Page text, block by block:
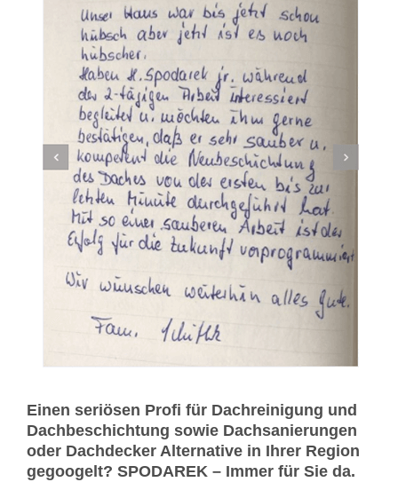
Einen seriösen Profi für Dachreinigung und
Dachbeschichtung sowie Dachsanierungen
oder Dachdecker Alternative in Ihrer Region
gegoogelt? SPODAREK – Immer für Sie da.